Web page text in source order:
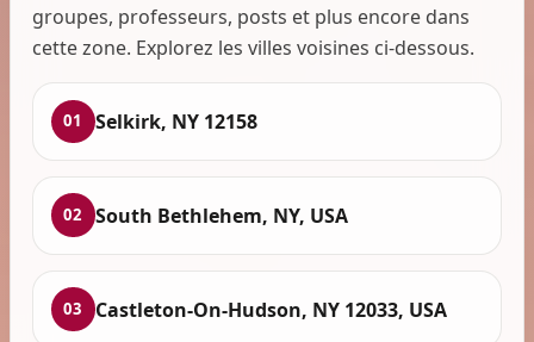
groupes, professeurs, posts et plus encore dans
cette zone. Explorez les villes voisines ci-dessous.
01 Selkirk, NY 12158
02 South Bethlehem, NY, USA
03 Castleton-On-Hudson, NY 12033, USA